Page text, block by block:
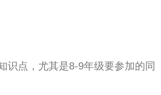
点，尤其是8-9年级要参加的同